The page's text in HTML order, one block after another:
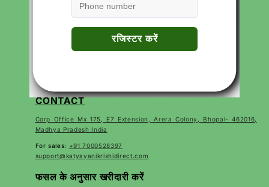
अक्सर पूछे जाने वाले प्रश्न
CONTACT
Corp Office Mx 175, E7 Extension, Arera Colony, Bhopal- 462016,
Madhya Pradesh India
For sales: +91 7000528397
support@katyayanikrishidirect.com
फसल के अनुसार खरीदारी करें